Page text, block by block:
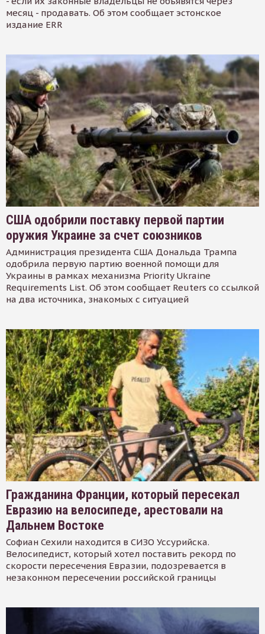
месяц - продавать. Об этом сообщает эстонское
издание ERR
США одобрили поставку первой партии
оружия Украине за счет союзников
Администрация президента США Дональда Трампа
одобрила первую партию военной помощи для
Украины в рамках механизма Priority Ukraine
Requirements List. Об этом сообщает Reuters со ссылкой
на два источника, знакомых с ситуацией
Гражданина Франции, который пересекал
Евразию на велосипеде, арестовали на
Дальнем Востоке
Софиан Сехили находится в СИЗО Уссурийска.
Велосипедист, который хотел поставить рекорд по
скорости пересечения Евразии, подозревается в
незаконном пересечении российской границы